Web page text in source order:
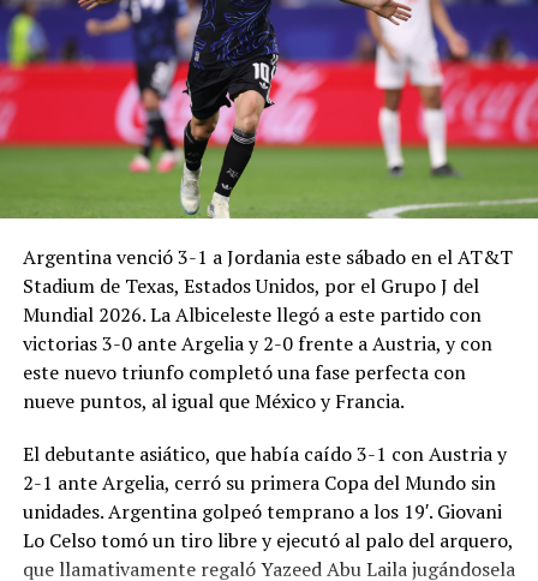
Argentina venció 3-1 a Jordania este sábado en el AT&T
Stadium de Texas, Estados Unidos, por el Grupo J del
Mundial 2026. La Albiceleste llegó a este partido con
victorias 3-0 ante Argelia y 2-0 frente a Austria, y con
este nuevo triunfo completó una fase perfecta con
nueve puntos, al igual que México y Francia.
El debutante asiático, que había caído 3-1 con Austria y
2-1 ante Argelia, cerró su primera Copa del Mundo sin
unidades. Argentina golpeó temprano a los 19′. Giovani
Lo Celso tomó un tiro libre y ejecutó al palo del arquero,
que llamativamente regaló Yazeed Abu Laila jugándosela